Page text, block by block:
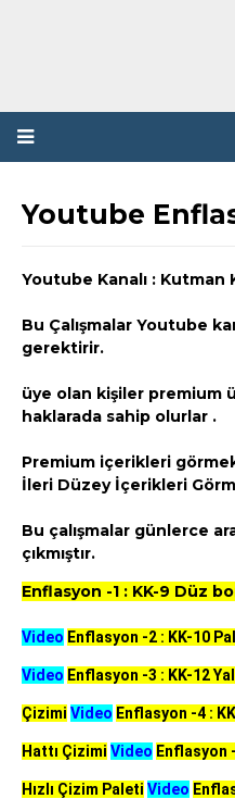
Youtube
Youtube Kanalı : Kutman
Bu Çalışmalar Youtube
gerektirir.
üye olan kişiler premium
haklarada sahip olurlar .
Premium içerikleri
İleri Düzey İçerikleri
Bu çalışmalar günlerce
çıkmıştır.
Enflasyon -1 : KK-9 Düz
Video Enflasyon -2 : KK-10
Video Enflasyon -3 : KK-12
Çizimi Video Enflasyon -4 :
Hattı Çizimi Video Enflasyon
Hızlı Çizim Paleti Video